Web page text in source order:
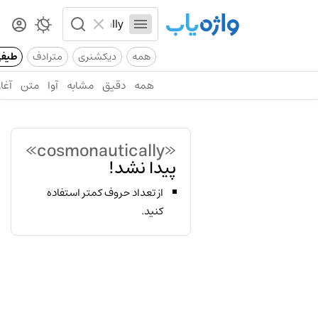
همه دیکشنری مترادف
همه دقیق مشابه آوا متن
«cosmonautically»
پیدا نشد!
از تعداد حروف کمتر استفاده
کنید.